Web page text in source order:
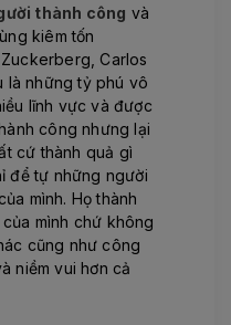
thành công và
kiêm tốn
Carlos
là những tỷ phú vô
lĩnh vực và được
công nhưng lại
cứ thành quả gì
để tự những người
mình. Họ thành
mình chứ không
cũng như công
niềm vui hơn cả